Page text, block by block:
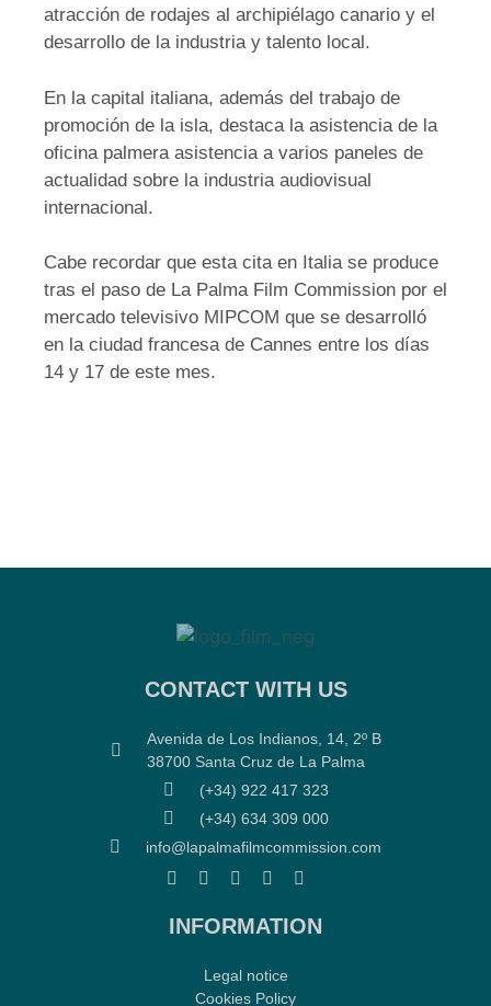
atracción de rodajes al archipiélago canario y el
desarrollo de la industria y talento local.
En la capital italiana, además del trabajo de
promoción de la isla, destaca la asistencia de la
oficina palmera asistencia a varios paneles de
actualidad sobre la industria audiovisual
internacional.
Cabe recordar que esta cita en Italia se produce
tras el paso de La Palma Film Commission por el
mercado televisivo MIPCOM que se desarrolló
en la ciudad francesa de Cannes entre los días
14 y 17 de este mes.
CONTACT WITH US
Avenida de Los Indianos, 14, 2º B
38700 Santa Cruz de La Palma
(+34) 922 417 323
(+34) 634 309 000
info@lapalmafilmcommission.com
INFORMATION
Legal notice
Cookies Policy